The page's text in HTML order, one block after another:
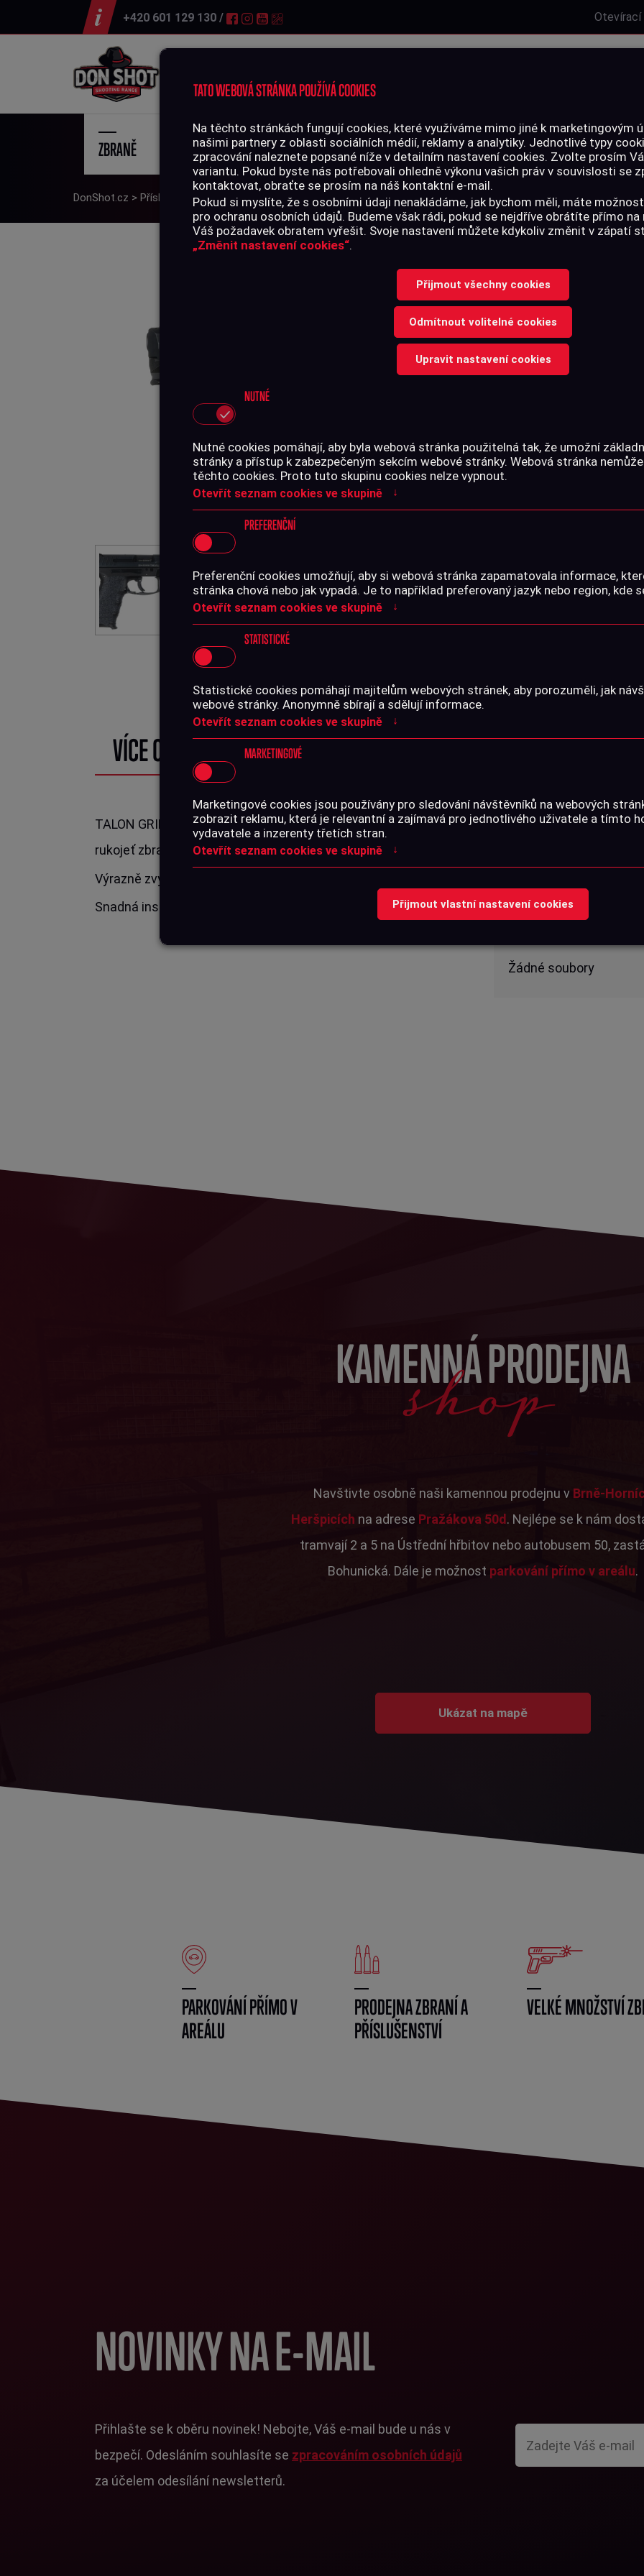
TATO WEBOVÁ STRÁNKA POUŽÍVÁ COOKIES
Na těchto stránkách fungují cookies, které využíváme mimo jiné k marketingovým
našimi partnery z oblasti sociálních médií, reklamy a analytiky. Jednotlivé typy
zpracování naleznete popsané níže v detailním nastavení cookies. Zvolte prosím
variantu. Pokud byste nás potřebovali ohledně výkonu vašich práv v souvislosti se
kontaktovat, obraťte se prosím na náš kontaktní e-mail.
Pokud si myslíte, že s osobními údaji nenakládáme, jak bychom měli, máte
pro ochranu osobních údajů. Budeme však rádi, pokud se nejdříve obrátíte přímo
Váš požadavek obratem vyřešit. Svoje nastavení můžete kdykoliv změnit v zápatí
„Změnit nastavení cookies“.
Přijmout všechny cookies
Odmítnout volitelné cookies
Upravit nastavení cookies
NUTNÉ
Nutné cookies pomáhají, aby byla webová stránka použitelná tak, že umožní
stránky a přístup k zabezpečeným sekcím webové stránky. Webová stránka
těchto cookies. Proto tuto skupinu cookies nelze vypnout.
Otevřít seznam cookies ve skupině ↓
PREFERENČNÍ
Preferenční cookies umožňují, aby si webová stránka zapamatovala informace,
stránka chová nebo jak vypadá. Je to například preferovaný jazyk nebo region, kde
Otevřít seznam cookies ve skupině ↓
STATISTICKÉ
Statistické cookies pomáhají majitelům webových stránek, aby porozuměli, jak
webové stránky. Anonymně sbírají a sdělují informace.
Otevřít seznam cookies ve skupině ↓
MARKETINGOVÉ
Marketingové cookies jsou používány pro sledování návštěvníků na webových
zobrazit reklamu, která je relevantní a zajímavá pro jednotlivého uživatele a tímto
vydavatele a inzerenty třetích stran.
Otevřít seznam cookies ve skupině ↓
Přijmout vlastní nastavení cookies
+420 601 129 130 / Otevírací
ZBRANĚ STŘELIVO PŘÍSLUŠENSTVÍ
DonShot.cz > Příslušenství>Díly > Talon Grip Heckler & Koch SFP9, střední grip, g...
TALON GRIP
SFP9,
ČERNÝ
TALON GRIP je moderní
zbraně.
Výrazně zvyšuje komfort při
- + ks
VÍCE O PRODUKTU
TALON GRIP je moderní nalepovací grip, který pokrývá celou
rukojeť zbraně.
Výrazně zvyšuje komfort při střelbě a zabraňuje klouzání v ruce.
Snadná instalace, kterou zvládnete i doma.
PARAMETRY
Katalogové číslo:
SOUBORY KE
Žádné soubory
KAMENNÁ PRODEJNA
shop
Navštivte osobně naši kamennou prodejnu v Brně-
Heršpicích na adrese Pražákova 50d . Nejlépe se k nám
tramvají 2 a 5 na Ústřední hřbitov nebo autobusem 50,
Bohunická. Dále je možnost parkování přímo v areálu.
Ukázat na mapě
PARKOVÁNÍ PŘÍMO V
AREÁLU
PRODEJNA ZBRANÍ A
PŘÍSLUŠENSTVÍ
VELKÉ MNOŽSTVÍ
NOVINKY NA E-MAIL
Přihlašte se k oběru novinek! Nebojte, Váš e-mail bude u nás v
bezpečí. Odesláním souhlasíte se zpracováním osobních údajů
za účelem odesílání newsletterů.